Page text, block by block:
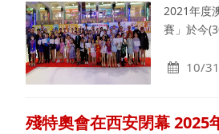
2021年度
賽」於今
10/
殘特奧會在西安閉幕 2025